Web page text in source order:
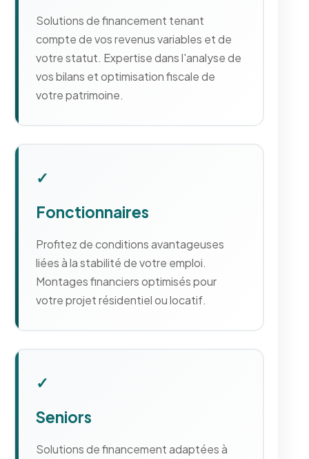
Solutions de financement tenant
compte de vos revenus variables et de
votre statut. Expertise dans l'analyse de
vos bilans et optimisation fiscale de
votre patrimoine.
✓
Fonctionnaires
Profitez de conditions avantageuses
liées à la stabilité de votre emploi.
Montages financiers optimisés pour
votre projet résidentiel ou locatif.
✓
Seniors
Solutions de financement adaptées à